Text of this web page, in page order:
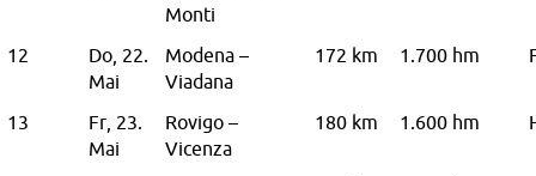
Monti
12
Do, 22.
Mai
Modena –
Viadana
172 km 1.700 hm
13
Fr, 23.
Mai
Rovigo –
Vicenza
180 km 1.600 hm